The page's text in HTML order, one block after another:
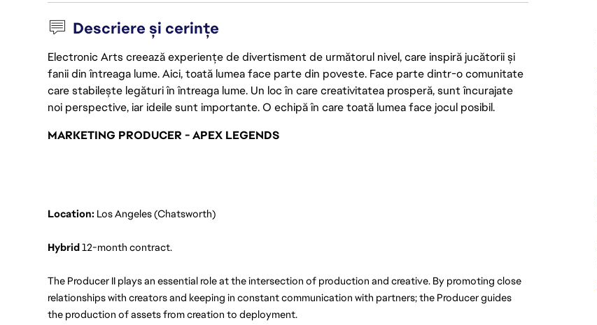
Descriere și cerințe
Electronic Arts creează experiențe de divertisment de următorul nivel, care inspiră jucătorii și
fanii din întreaga lume. Aici, toată lumea face parte din poveste. Face parte dintr-o comunitate
care stabilește legături în întreaga lume. Un loc în care creativitatea prosperă, sunt încurajate
noi perspective, iar ideile sunt importante. O echipă în care toată lumea face jocul posibil.
MARKETING PRODUCER - APEX LEGENDS
Location: Los Angeles (Chatsworth)
Hybrid 12-month contract.
The Producer II plays an essential role at the intersection of production and creative. By promoting close
relationships with creators and keeping in constant communication with partners; the Producer guides
the production of assets from creation to deployment.